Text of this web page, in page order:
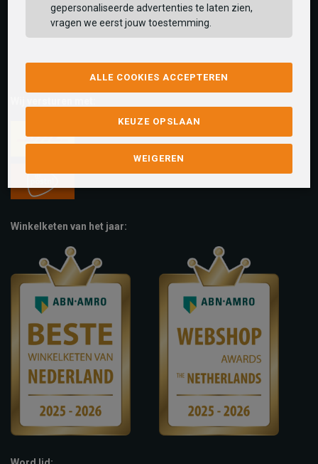
Winkelketen van het jaar:
gepersonaliseerde advertenties te laten zien,
vragen we eerst jouw toestemming.
ALLE COOKIES ACCEPTEREN
KEUZE OPSLAAN
WEIGEREN